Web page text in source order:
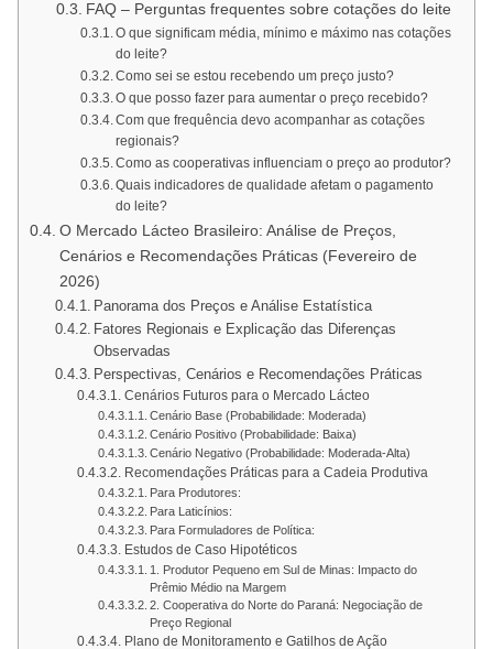
FAQ – Perguntas frequentes sobre cotações do leite
O que significam média, mínimo e máximo nas cotações
do leite?
Como sei se estou recebendo um preço justo?
O que posso fazer para aumentar o preço recebido?
Com que frequência devo acompanhar as cotações
regionais?
Como as cooperativas influenciam o preço ao produtor?
Quais indicadores de qualidade afetam o pagamento
do leite?
O Mercado Lácteo Brasileiro: Análise de Preços,
Cenários e Recomendações Práticas (Fevereiro de
2026)
Panorama dos Preços e Análise Estatística
Fatores Regionais e Explicação das Diferenças
Observadas
Perspectivas, Cenários e Recomendações Práticas
Cenários Futuros para o Mercado Lácteo
Cenário Base (Probabilidade: Moderada)
Cenário Positivo (Probabilidade: Baixa)
Cenário Negativo (Probabilidade: Moderada-Alta)
Recomendações Práticas para a Cadeia Produtiva
Para Produtores:
Para Laticínios:
Para Formuladores de Política:
Estudos de Caso Hipotéticos
1. Produtor Pequeno em Sul de Minas: Impacto do
Prêmio Médio na Margem
2. Cooperativa do Norte do Paraná: Negociação de
Preço Regional
Plano de Monitoramento e Gatilhos de Ação